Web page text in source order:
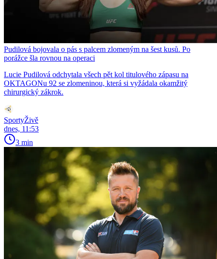
Pudilová bojovala o pás s palcem zlomeným na šest kusů. Po
porážce šla rovnou na operaci
Lucie Pudilová odchytala všech pět kol titulového zápasu na
OKTAGONu 92 se zlomeninou, která si vyžádala okamžitý
chirurgický zákrok.
SportyŽivě
dnes, 11:53
3 min